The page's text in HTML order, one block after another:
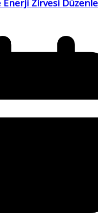
Enerji Zirvesi